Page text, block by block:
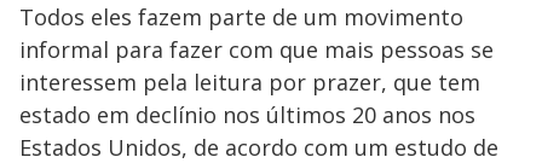
Todos eles fazem parte de um movimento
informal para fazer com que mais pessoas se
interessem pela leitura por prazer, que tem
estado em declínio nos últimos 20 anos nos
Estados Unidos, de acordo com um estudo de